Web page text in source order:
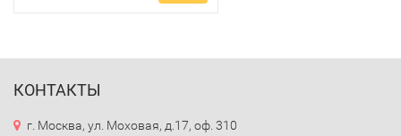
КОНТАКТЫ
г. Москва, ул. Моховая, д.17, оф. 310